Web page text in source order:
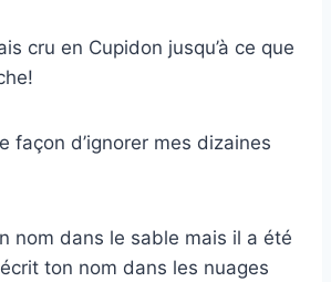
cru en Cupidon jusqu’à ce que
façon d’ignorer mes dizaines
nom dans le sable mais il a été
ton nom dans les nuages